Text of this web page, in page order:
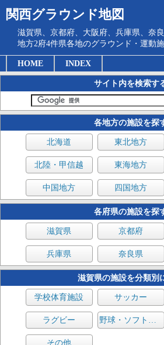
関西グラウンド地図
滋賀県、京都府、大阪府、兵庫県、奈
地方2府4件県各地のグラウンド・運動施
HOME INDEX
サイト内を検索す
各地方の施設を探
北海道 東北地方
北陸・甲信越 東海地方
中国地方 四国地方
各府県の施設を探
滋賀県 京都府
兵庫県 奈良県
滋賀県の施設を分類別
学校体育施設 サッカー
ラグビー 野球・ソフトボール
その他